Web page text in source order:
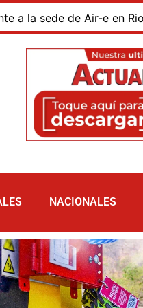
de Air-e en Riohacha
NACIONALES